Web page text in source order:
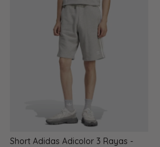
Short Adidas Adicolor 3 Rayas -